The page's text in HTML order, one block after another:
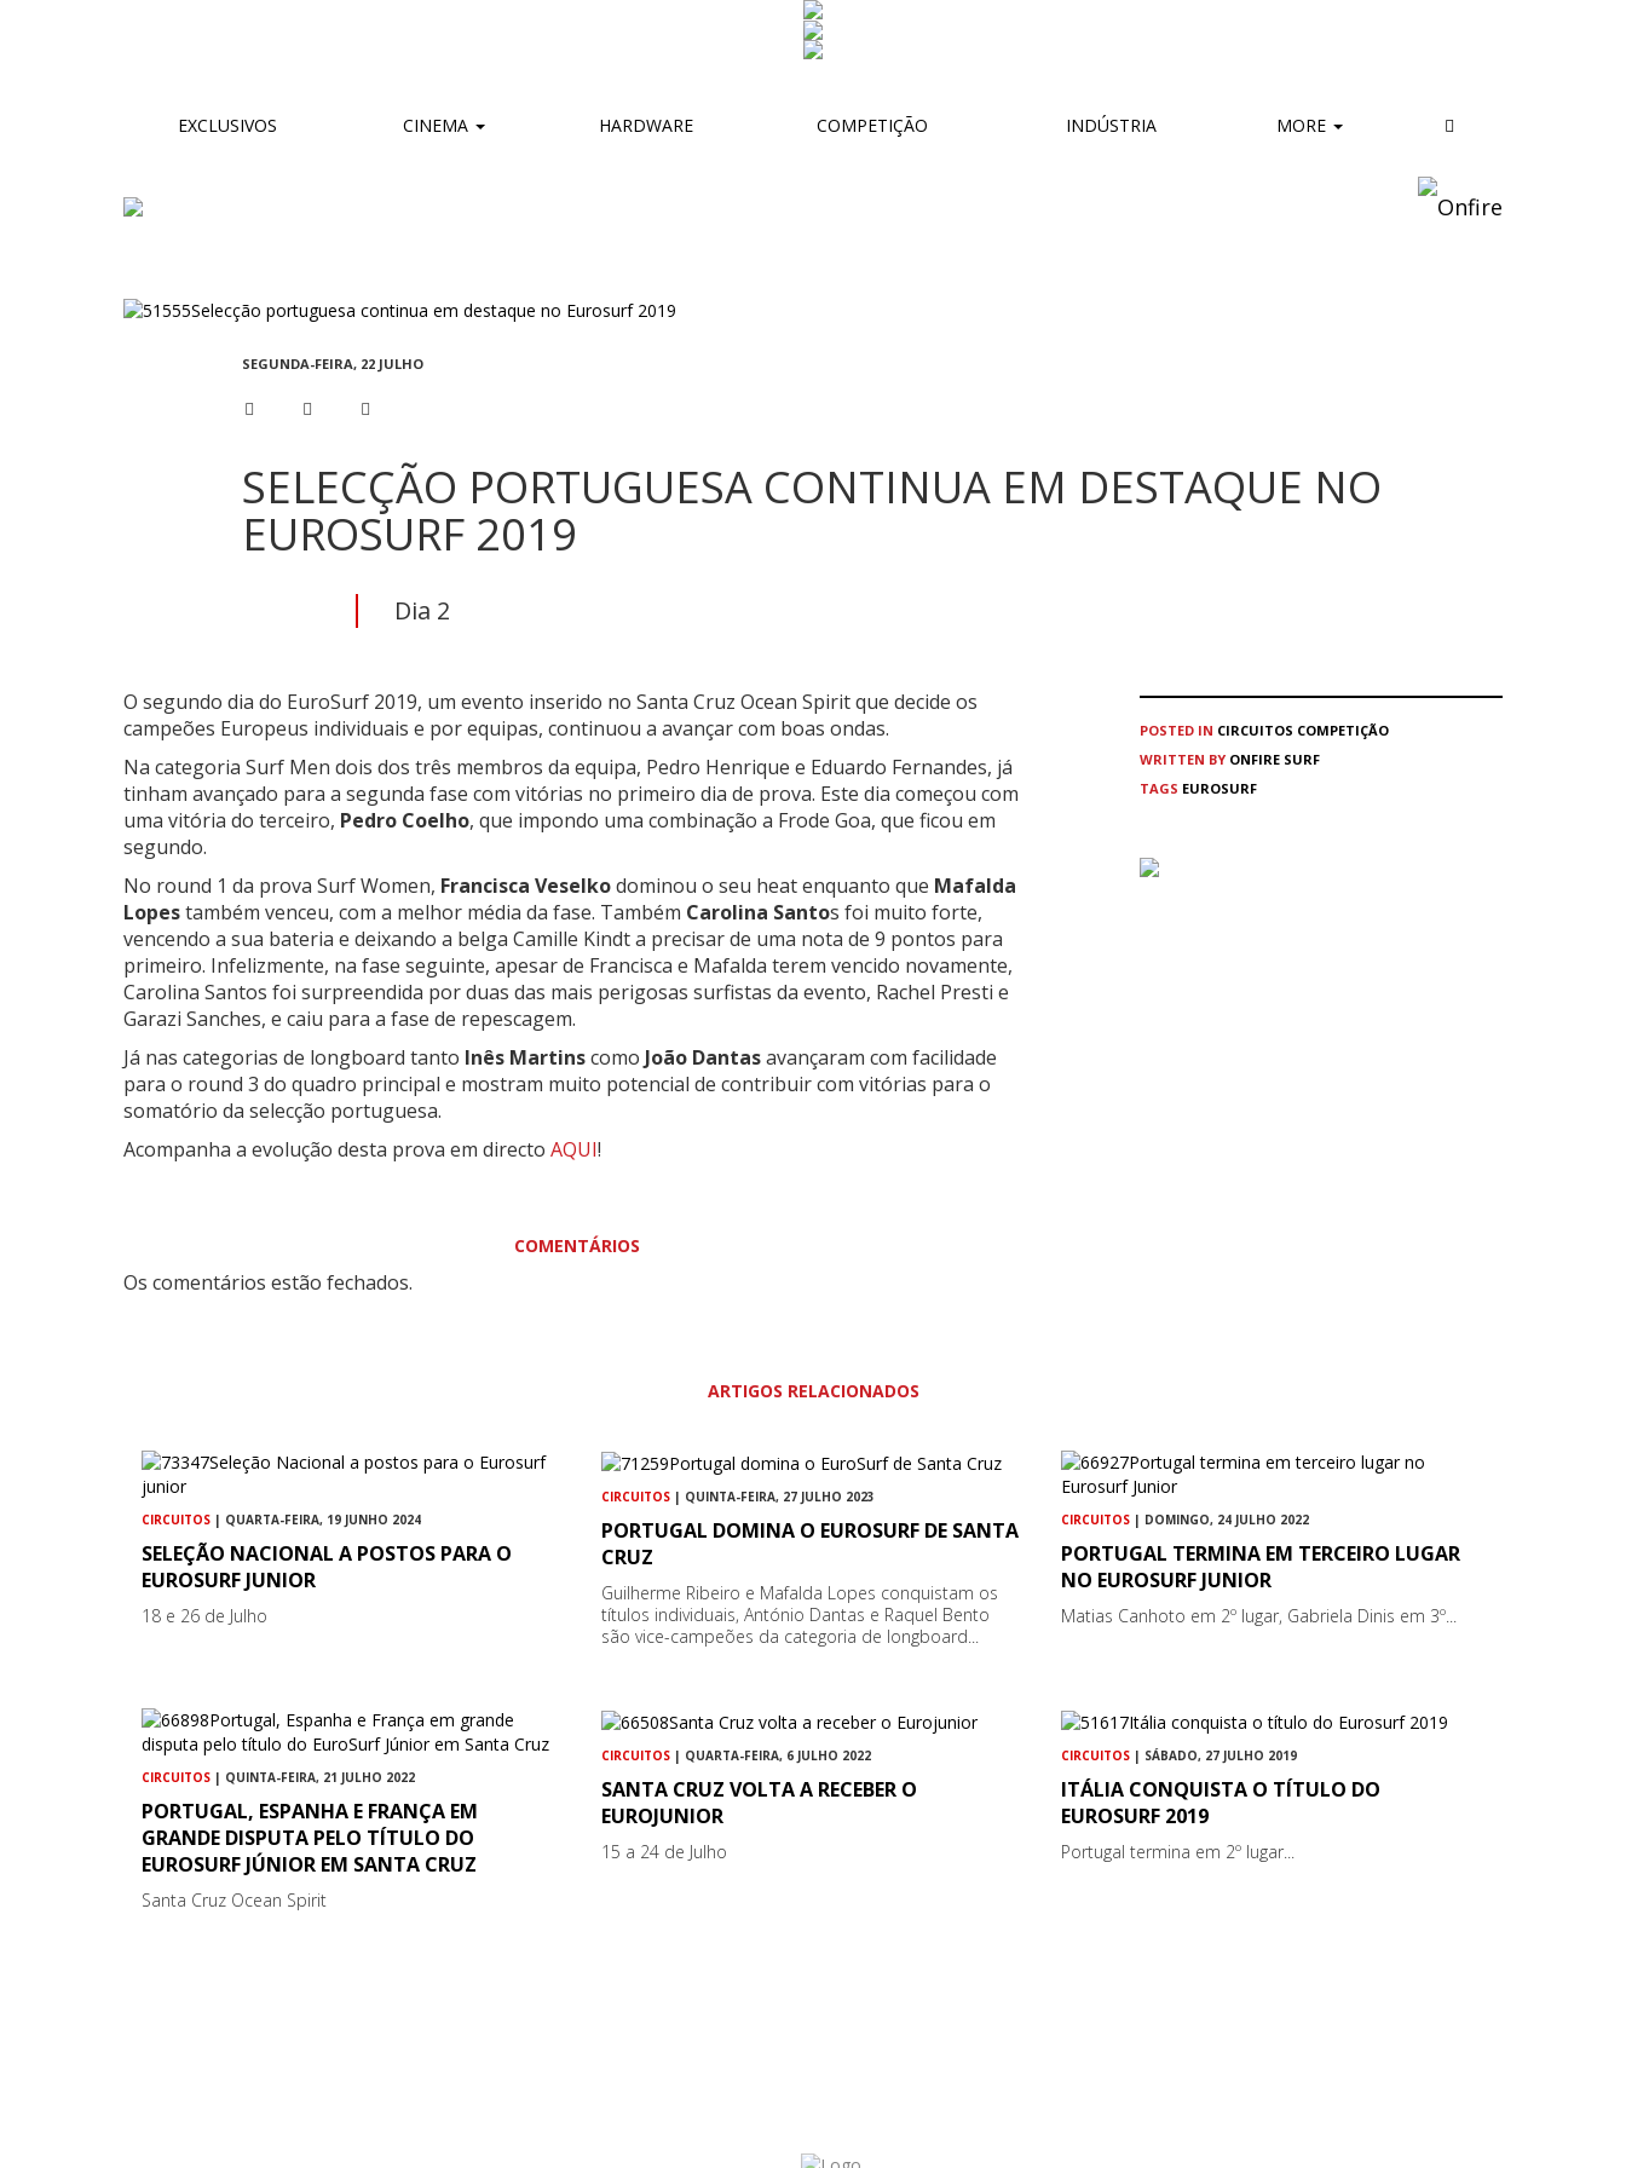
EXCLUSIVOS CINEMA HARDWARE COMPETIÇÃO INDÚSTRIA MORE
SEGUNDA-FEIRA, 22 JULHO
SELECÇÃO PORTUGUESA CONTINUA EM DESTAQUE NO
EUROSURF 2019
Dia 2
O segundo dia do EuroSurf 2019, um evento inserido no Santa Cruz Ocean Spirit que decide os
campeões Europeus individuais e por equipas, continuou a avançar com boas ondas.
Na categoria Surf Men dois dos três membros da equipa, Pedro Henrique e Eduardo Fernandes, já
tinham avançado para a segunda fase com vitórias no primeiro dia de prova. Este dia começou com
uma vitória do terceiro, Pedro Coelho, que impondo uma combinação a Frode Goa, que ficou em
segundo.
No round 1 da prova Surf Women, Francisca Veselkodominou o seu heat enquanto que Mafalda
Lopestambém venceu, com a melhor média da fase. Também Carolina Santos foi muito forte,
vencendo a sua bateria e deixando a belga Camille Kindt a precisar de uma nota de 9 pontos para
primeiro. Infelizmente, na fase seguinte, apesar de Francisca e Mafalda terem vencido novamente,
Carolina Santos foi surpreendida por duas das mais perigosas surfistas da evento, Rachel Presti e
Garazi Sanches, e caiu para a fase de repescagem.
Já nas categorias de longboard tanto Inês Martinscomo João Dantasavançaram com facilidade
para o round 3 do quadro principal e mostram muito potencial de contribuir com vitórias para o
somatório da selecção portuguesa.
Acompanha a evolução desta prova em directo AQUI!
COMENTÁRIOS
Os comentários estão fechados.
POSTED IN CIRCUITOS COMPETIÇÃO
WRITTEN BY ONFIRE SURF
TAGS EUROSURF
ARTIGOS RELACIONADOS
CIRCUITOS | QUARTA-FEIRA, 19 JUNHO 2024
SELEÇÃO NACIONAL A POSTOS PARA O
EUROSURF JUNIOR
18 e 26 de Julho
CIRCUITOS | QUINTA-FEIRA, 27 JULHO 2023
PORTUGAL DOMINA O EUROSURF DE SANTA
CRUZ
Guilherme Ribeiro e Mafalda Lopes conquistam os
títulos individuais, António Dantas e Raquel Bento
são vice-campeões da categoria de longboard...
CIRCUITOS | DOMINGO, 24 JULHO 2022
PORTUGAL TERMINA EM TERCEIRO LUGAR
NO EUROSURF JUNIOR
Matias Canhoto em 2º lugar, Gabriela Dinis em 3º...
CIRCUITOS | QUINTA-FEIRA, 21 JULHO 2022
PORTUGAL, ESPANHA E FRANÇA EM
GRANDE DISPUTA PELO TÍTULO DO
EUROSURF JÚNIOR EM SANTA CRUZ
Santa Cruz Ocean Spirit
CIRCUITOS | QUARTA-FEIRA, 6 JULHO 2022
SANTA CRUZ VOLTA A RECEBER O
EUROJUNIOR
15 a 24 de Julho
CIRCUITOS | SÁBADO, 27 JULHO 2019
ITÁLIA CONQUISTA O TÍTULO DO
EUROSURF 2019
Portugal termina em 2º lugar...